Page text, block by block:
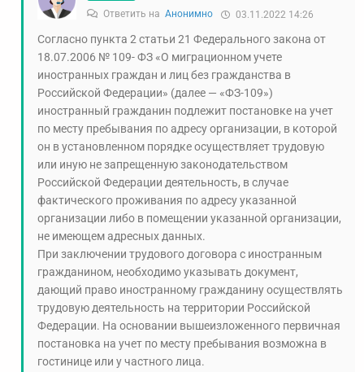
Ответить на Анонимно 03.11.2022 14:26
Согласно пункта 2 статьи 21 Федерального закона от
18.07.2006 № 109- ФЗ «О миграционном учете
иностранных граждан и лиц без гражданства в
Российской Федерации» (далее — «ФЗ-109»)
иностранный гражданин подлежит постановке на учет
по месту пребывания по адресу организации, в которой
он в установленном порядке осуществляет трудовую
или иную не запрещенную законодательством
Российской Федерации деятельность, в случае
фактического проживания по адресу указанной
организации либо в помещении указанной организации,
не имеющем адресных данных.
При заключении трудового договора с иностранным
гражданином, необходимо указывать документ,
дающий право иностранному гражданину осуществлять
трудовую деятельность на территории Российской
Федерации. На основании вышеизложенного первичная
постановка на учет по месту пребывания возможна в
гостинице или у частного лица.